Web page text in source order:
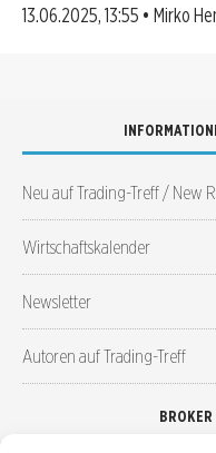
13.06.2025, 13:55 • Mirko
Neu auf Trading-Treff / New
Wirtschaftskalender
Newsletter
Autoren auf Trading-Treff